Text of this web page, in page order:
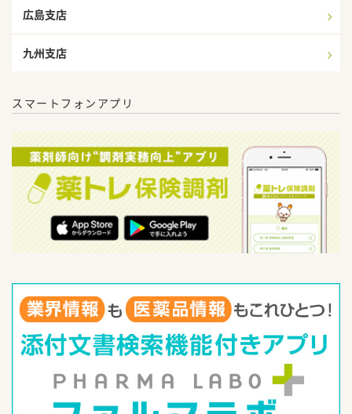
広島支店
九州支店
スマートフォンアプリ